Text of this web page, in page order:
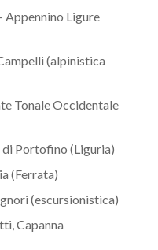
Appennino Ligure
(alpinistica
Tonale Occidentale
Portofino (Liguria)
(Ferrata)
(escursionistica)
Capanna